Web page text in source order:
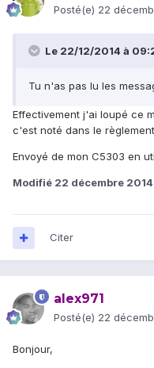
Posté(e) 22
Le 22/12/2014 à
Tu n'as pas lu les
Effectivement j'ai loupé ce
c'est noté dans le règlement
Envoyé de mon C5303 en
Modifié 22 décembre 2014
Citer
alex971
Posté(e) 22
Bonjour,